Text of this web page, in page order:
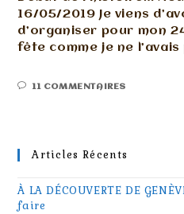
16/05/2019 Je viens
d’organiser pour mon
fête comme je ne
11 COMMENTAIRES
Articles Récents
À LA DÉCOUVERTE DE
faire